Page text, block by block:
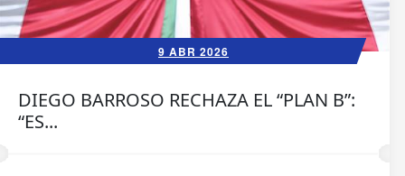
9 ABR 2026
DIEGO BARROSO RECHAZA EL “PLAN B”:
“ES...